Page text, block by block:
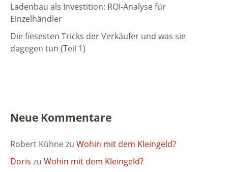
Ladenbau als Investition: ROI-Analyse für
Einzelhändler
Die fiesesten Tricks der Verkäufer und was sie
dagegen tun (Teil 1)
Neue Kommentare
Robert Kühnezu Wohin mit dem Kleingeld?
Doris zu Wohin mit dem Kleingeld?